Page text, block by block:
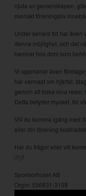
njuta av gemenskapen,
svenskt föreningsliv
Under senare tid har även
denna möjlighet, och det
hamnar hos dom som
Vi uppmanar även
har varmast om hjärtat.
genom att boka sina resor,
Detta betyder mycket, för
Vill du komma igång med
eller din förening
Har du frågor eller vill
!
Sponsorhuset AB
Orgnr: 556831-3109